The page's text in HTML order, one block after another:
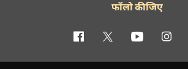
फॉलो कीजिए